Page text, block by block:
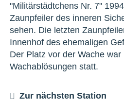
"Militärstädtchens Nr. 7"
Zaunpfeiler des inneren
sehen. Die letzten
Innenhof des ehemaligen
Der Platz vor der Wache
Wachablösungen statt.
Zur nächsten Station